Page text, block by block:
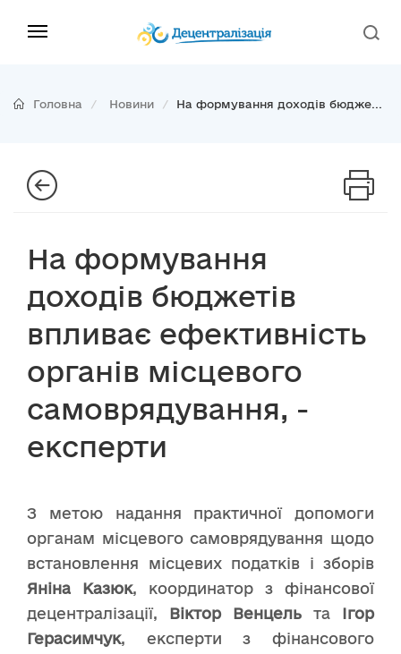
Головна Новини На формування доходів бюдже...
На формування
доходів бюджетів
впливає ефективність
органів місцевого
самоврядування, -
експерти
З метою надання практичної допомоги
органам місцевого самоврядування щодо
встановлення місцевих податків і зборів
Яніна Казюк, координатор з фінансової
децентралізації, Віктор Венцель та Ігор
Герасимчук, експерти з фінансового